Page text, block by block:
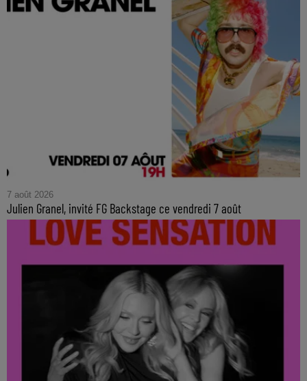
7 août 2026
Julien Granel, invité FG Backstage ce vendredi 7 août